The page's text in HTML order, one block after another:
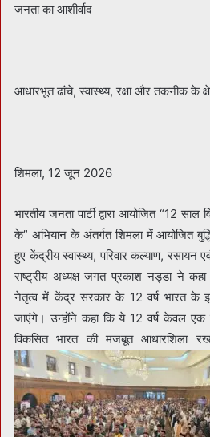
जनता का आशीर्वाद
आधारभूत ढांचे, स्वास्थ्य, रक्षा और तकनीक के
शिमला, 12 जून 2026
भारतीय जनता पार्टी द्वारा आयोजित “12
के” अभियान के अंतर्गत शिमला में आयोजित
हुए केंद्रीय स्वास्थ्य, परिवार कल्याण, रसायन
राष्ट्रीय अध्यक्ष जगत प्रकाश नड्डा ने
नेतृत्व में केंद्र सरकार के 12 वर्ष भारत के
जाएंगे। उन्होंने कहा कि ये 12 वर्ष केवल एक
विकसित भारत की मजबूत आधारशिला